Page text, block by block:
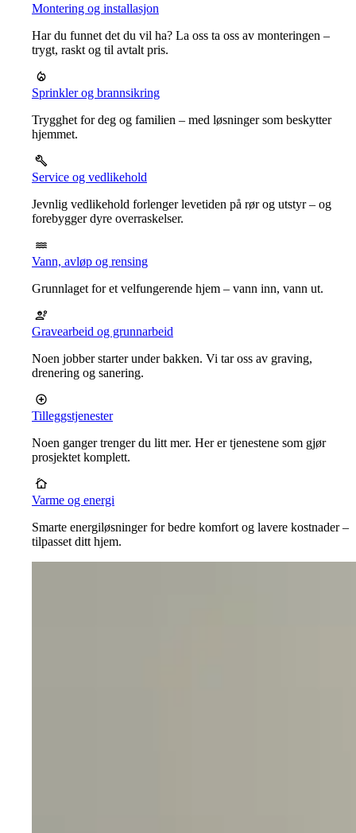
Montering og installasjon
Har du funnet det du vil ha? La oss ta oss av monteringen –
trygt, raskt og til avtalt pris.
Sprinkler og brannsikring
Trygghet for deg og familien – med løsninger som beskytter
hjemmet.
Service og vedlikehold
Jevnlig vedlikehold forlenger levetiden på rør og utstyr – og
forebygger dyre overraskelser.
Vann, avløp og rensing
Grunnlaget for et velfungerende hjem – vann inn, vann ut.
Gravearbeid og grunnarbeid
Noen jobber starter under bakken. Vi tar oss av graving,
drenering og sanering.
Tilleggstjenester
Noen ganger trenger du litt mer. Her er tjenestene som gjør
prosjektet komplett.
Varme og energi
Smarte energiløsninger for bedre komfort og lavere kostnader –
tilpasset ditt hjem.